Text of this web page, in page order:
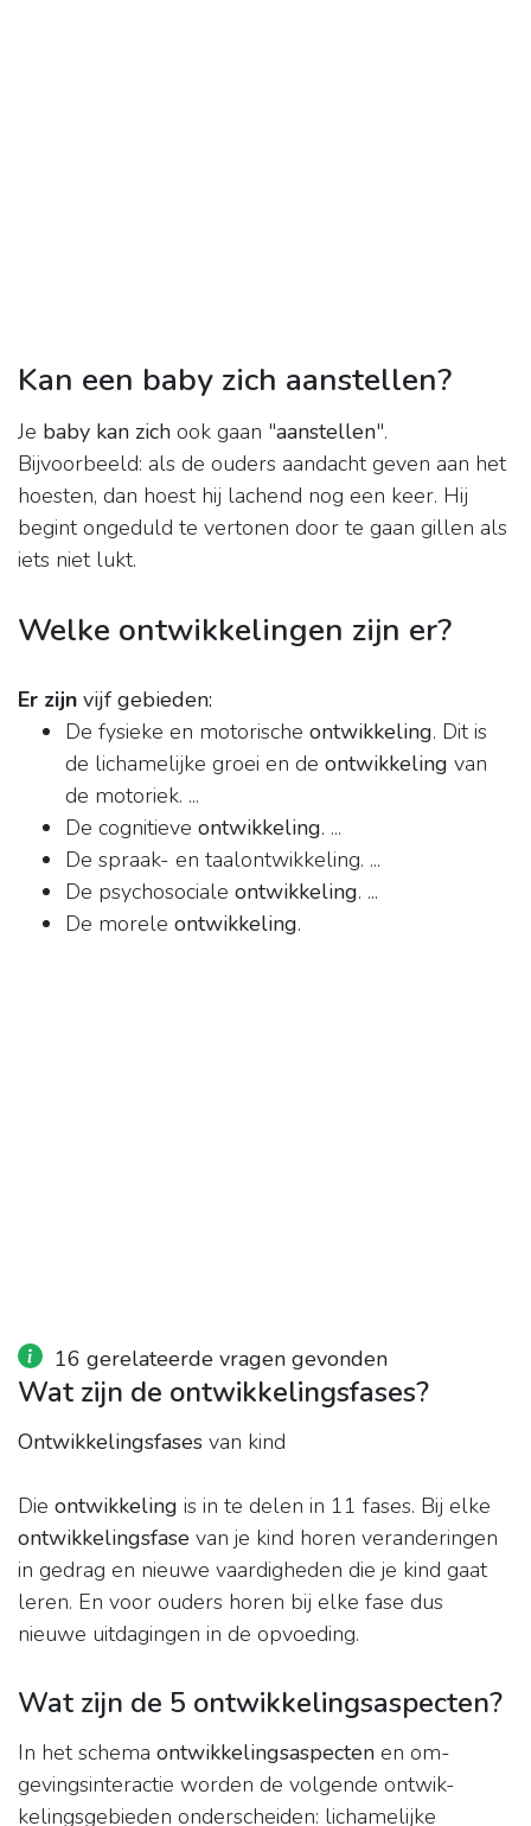
Kan een baby zich aanstellen?
Je baby kan zich ook gaan "aanstellen".
Bijvoorbeeld: als de ouders aandacht geven aan het
hoesten, dan hoest hij lachend nog een keer. Hij
begint ongeduld te vertonen door te gaan gillen als
iets niet lukt.
Welke ontwikkelingen zijn er?
Er zijn vijf gebieden:
De fysieke en motorische ontwikkeling. Dit is
de lichamelijke groei en de ontwikkeling van
de motoriek. ...
De cognitieve ontwikkeling. ...
De spraak- en taalontwikkeling. ...
De psychosociale ontwikkeling. ...
De morele ontwikkeling.
16 gerelateerde vragen gevonden
Wat zijn de ontwikkelingsfases?
Ontwikkelingsfases van kind
Die ontwikkeling is in te delen in 11 fases. Bij elke
ontwikkelingsfase van je kind horen veranderingen
in gedrag en nieuwe vaardigheden die je kind gaat
leren. En voor ouders horen bij elke fase dus
nieuwe uitdagingen in de opvoeding.
Wat zijn de 5 ontwikkelingsaspecten?
In het schema ontwikkelingsaspecten en om-
gevingsinteractie worden de volgende ontwik-
kelingsgebieden onderscheiden: lichamelijke